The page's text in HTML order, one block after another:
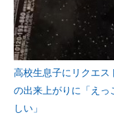
高校生息子にリクエ
の出来上がりに「えっ
しい」